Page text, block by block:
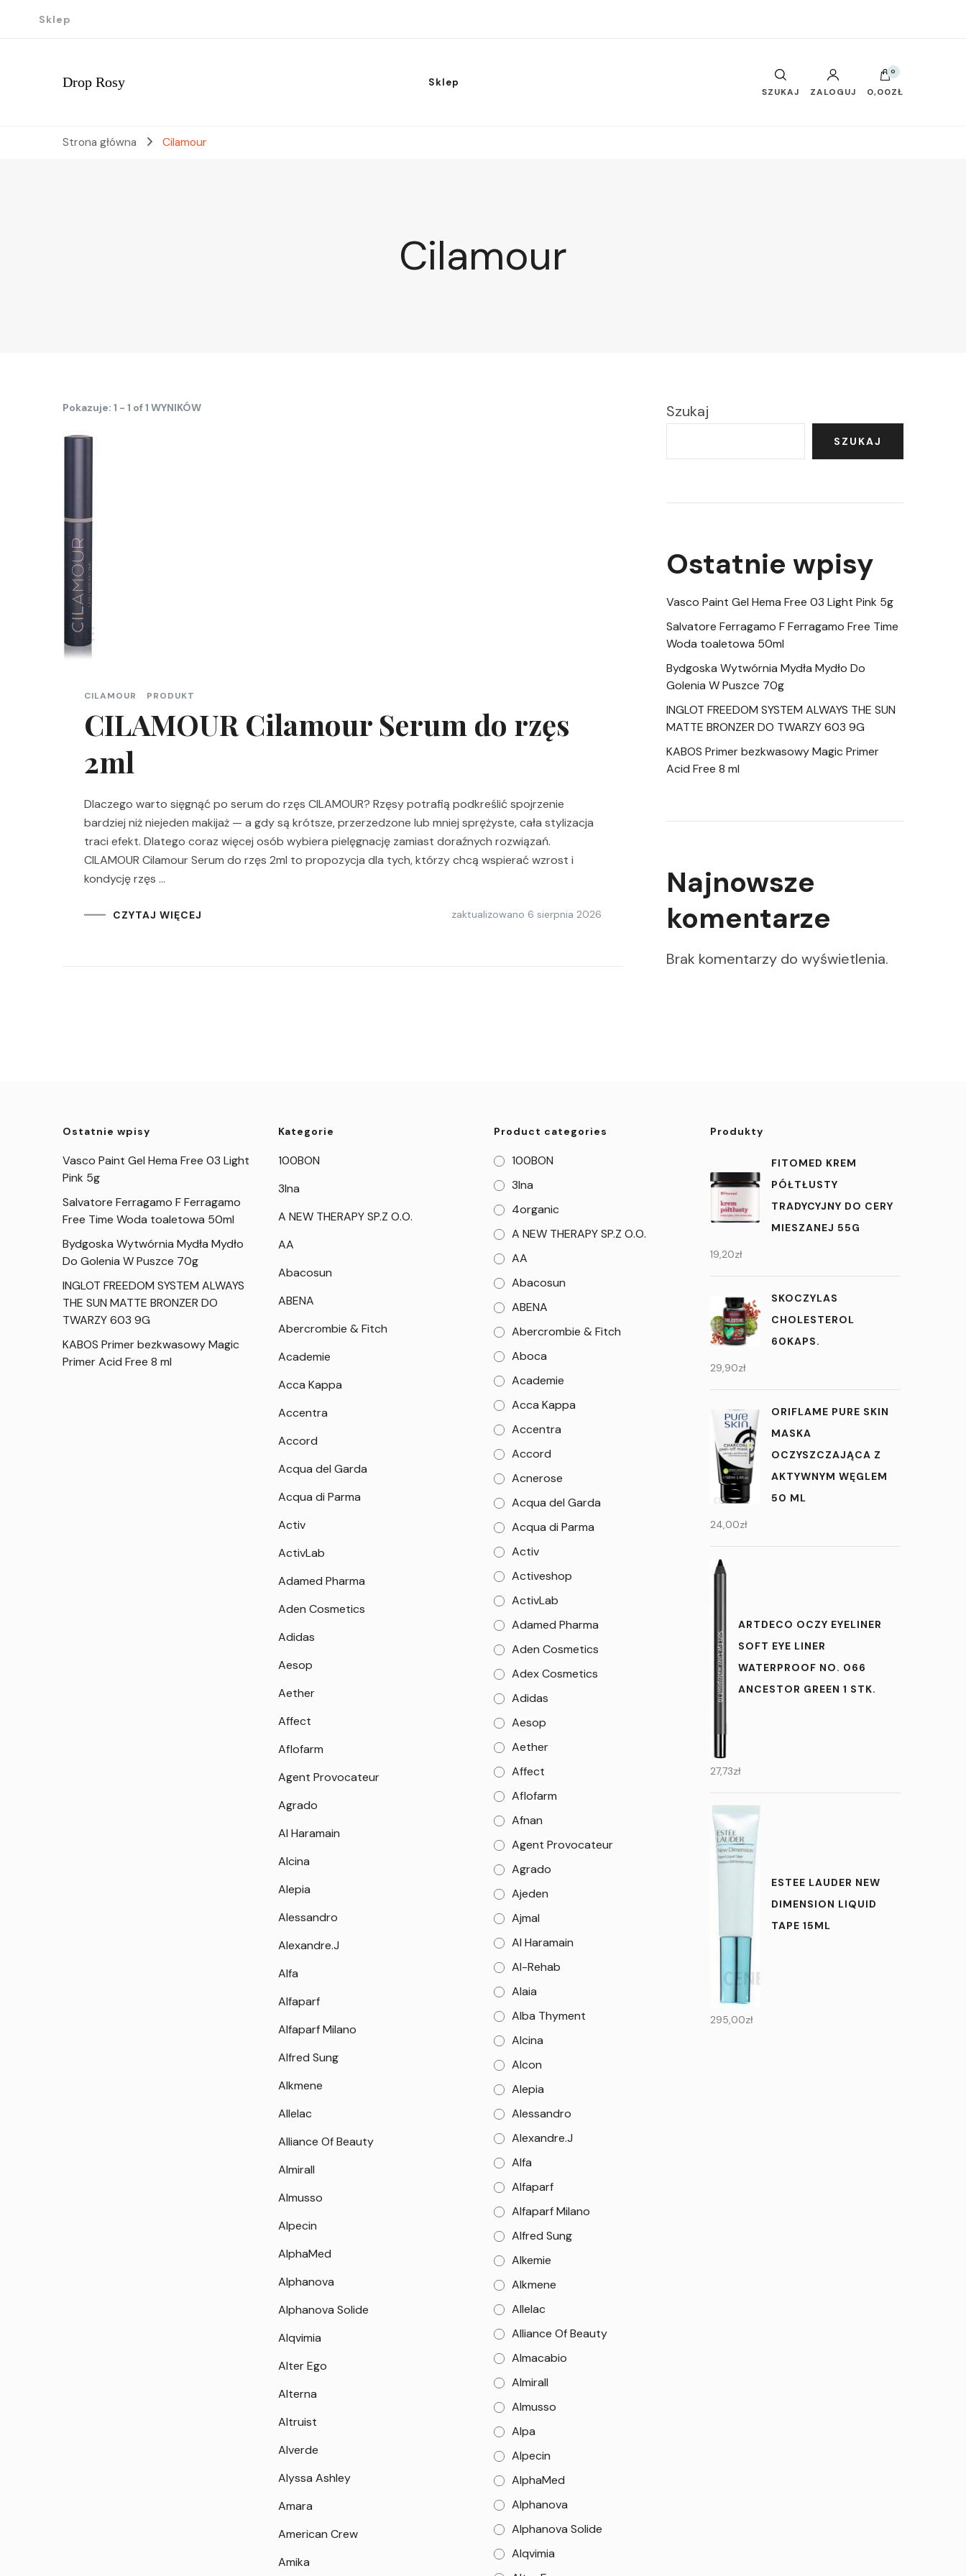
Sklep
Drop Rosy Sklep
SZUKAJ ZALOGUJ
0
0,00ZŁ
Strona główna Cilamour
Cilamour
Pokazuje: 1 - 1 of 1 WYNIKÓW
CILAMOUR PRODUKT
CILAMOUR Cilamour Serum do rzęs
2ml
Dlaczego warto sięgnąć po serum do rzęs CILAMOUR? Rzęsy potrafią podkreślić spojrzenie
bardziej niż niejeden makijaż — a gdy są krótsze, przerzedzone lub mniej sprężyste, cała stylizacja
traci efekt. Dlatego coraz więcej osób wybiera pielęgnację zamiast doraźnych rozwiązań.
CILAMOUR Cilamour Serum do rzęs 2ml to propozycja dla tych, którzy chcą wspierać wzrost i
kondycję rzęs …
CZYTAJ WIĘCEJ zaktualizowano 6 sierpnia 2026
Szukaj
SZUKAJ
Ostatnie wpisy
Vasco Paint Gel Hema Free 03 Light Pink 5g
Salvatore Ferragamo F Ferragamo Free Time
Woda toaletowa 50ml
Bydgoska Wytwórnia Mydła Mydło Do
Golenia W Puszce 70g
INGLOT FREEDOM SYSTEM ALWAYS THE SUN
MATTE BRONZER DO TWARZY 603 9G
KABOS Primer bezkwasowy Magic Primer
Acid Free 8 ml
Najnowsze
komentarze
Brak komentarzy do wyświetlenia.
Ostatnie wpisy
Vasco Paint Gel Hema Free 03 Light
Pink 5g
Salvatore Ferragamo F Ferragamo
Free Time Woda toaletowa 50ml
Bydgoska Wytwórnia Mydła Mydło
Do Golenia W Puszce 70g
INGLOT FREEDOM SYSTEM ALWAYS
THE SUN MATTE BRONZER DO
TWARZY 603 9G
KABOS Primer bezkwasowy Magic
Primer Acid Free 8 ml
Kategorie
100BON
3Ina
A NEW THERAPY SP.Z O.O.
AA
Abacosun
ABENA
Abercrombie & Fitch
Academie
Acca Kappa
Accentra
Accord
Acqua del Garda
Acqua di Parma
Activ
ActivLab
Adamed Pharma
Aden Cosmetics
Adidas
Aesop
Aether
Affect
Aflofarm
Agent Provocateur
Agrado
Al Haramain
Alcina
Alepia
Alessandro
Alexandre.J
Alfa
Alfaparf
Alfaparf Milano
Alfred Sung
Alkmene
Allelac
Alliance Of Beauty
Almirall
Almusso
Alpecin
AlphaMed
Alphanova
Alphanova Solide
Alqvimia
Alter Ego
Alterna
Altruist
Alverde
Alyssa Ashley
Amara
American Crew
Amika
Product categories
100BON
3Ina
4organic
A NEW THERAPY SP.Z O.O.
AA
Abacosun
ABENA
Abercrombie & Fitch
Aboca
Academie
Acca Kappa
Accentra
Accord
Acnerose
Acqua del Garda
Acqua di Parma
Activ
Activeshop
ActivLab
Adamed Pharma
Aden Cosmetics
Adex Cosmetics
Adidas
Aesop
Aether
Affect
Aflofarm
Afnan
Agent Provocateur
Agrado
Ajeden
Ajmal
Al Haramain
Al-Rehab
Alaia
Alba Thyment
Alcina
Alcon
Alepia
Alessandro
Alexandre.J
Alfa
Alfaparf
Alfaparf Milano
Alfred Sung
Alkemie
Alkmene
Allelac
Alliance Of Beauty
Almacabio
Almirall
Almusso
Alpa
Alpecin
AlphaMed
Alphanova
Alphanova Solide
Alqvimia
Produkty
FITOMED KREM
PÓŁTŁUSTY
TRADYCYJNY DO CERY
MIESZANEJ 55G
19,20zł
SKOCZYLAS
CHOLESTEROL
60KAPS.
29,90zł
ORIFLAME PURE SKIN
MASKA
OCZYSZCZAJĄCA Z
AKTYWNYM WĘGLEM
50 ML
24,00zł
ARTDECO OCZY EYELINER
SOFT EYE LINER
WATERPROOF NO. 066
ANCESTOR GREEN 1 STK.
27,73zł
ESTEE LAUDER NEW
DIMENSION LIQUID
TAPE 15ML
295,00zł